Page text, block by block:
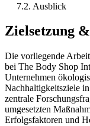
7.2. Ausblick
Zielsetzung
Die vorliegende
bei The Body Shop
Unternehmen
Nachhaltigkeitsziele
zentrale
umgesetzten
Erfolgsfaktoren und